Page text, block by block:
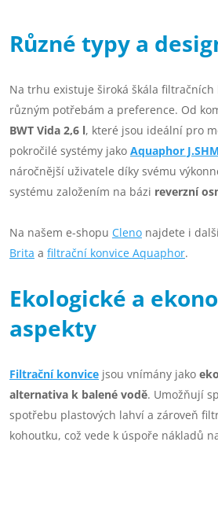
Různé typy a
Na trhu existuje široká škála filtračních
různým potřebám a preference. Od
BWT Vida 2,6 l, které jsou ideální pro
pokročilé systémy jako Aquaphor
náročnější uživatele díky svému
systému založením na bázi reverzní
Na našem e-shopu Cleno najdete i
Brita a filtrační konvice Aquaphor.
Ekologické a
aspekty
Filtrační konvice jsou vnímány jako
alternativa k balené vodě. Umožňují
spotřebu plastových lahví a zároveň
kohoutku, což vede k úspoře nákladů